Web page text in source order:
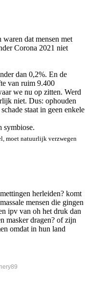
dat mensen met
Corona 2021 niet
dan 0,2%. En de
van ruim 9.400
we nu op zitten. Werd
niet. Dus: ophouden
staat in geen enkele
symbiose.
moet natuurlijk verzwegen
herleiden? komt
mensen die gingen
ipv van oh het druk dan
masker dragen? of zijn
omdat in hun land